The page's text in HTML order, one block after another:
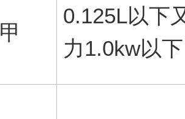
甲
0.125L以下
力1.0kw以下